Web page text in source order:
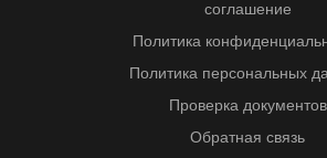
соглашение
Политика
Политика персональных
Проверка документов
Обратная связь